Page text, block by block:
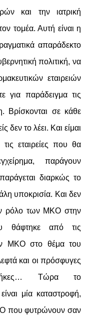
και την ιατρική
τομέα. Αυτή είναι η
απαράδεκτο
πολιτική, να
εταιρειών
για παράδειγμα τις
Βρίσκονται σε κάθε
δεν το λέει. Και είμαι
εταιρείες που θα
παράγουν
διαρκώς το
υποκρισία. Και δεν
ρόλο των ΜΚΟ στην
θάφτηκε από τις
ΜΚΟ στο θέμα του
και οι πρόσφυγες
Τώρα το
μία καταστροφή,
που φυτρώνουν σαν